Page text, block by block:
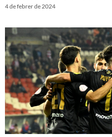
4 de febrer de 2024